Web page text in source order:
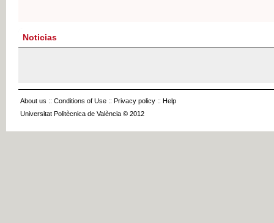
Noticias
About us :: Conditions of Use :: Privacy policy :: Help
Universitat Politècnica de València © 2012